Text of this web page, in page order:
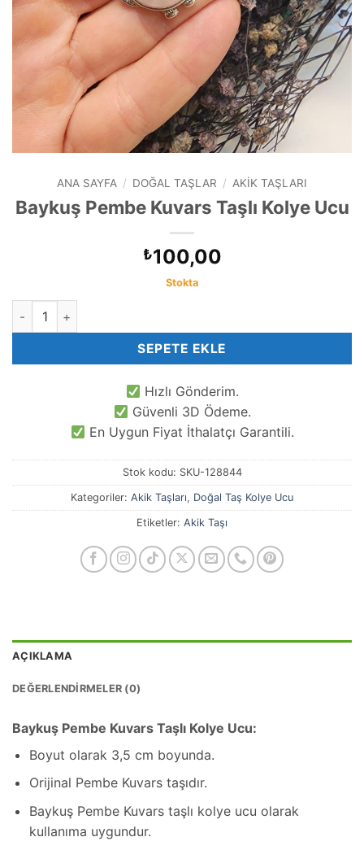
ANA SAYFA / DOĞAL TAŞLAR / AKIK TAŞLARI
Baykuş Pembe Kuvars Taşlı Kolye Ucu
₺100,00
Stokta
Baykuş Pembe Kuvars Taşlı Kolye Ucu adet
SEPETE EKLE
Hızlı Gönderim.
Güvenli 3D Ödeme.
En Uygun Fiyat İthalatçı Garantili.
Stok kodu: SKU-128844
Kategoriler: Akik Taşları, Doğal Taş Kolye Ucu
Etiketler: Akik Taşı
AÇIKLAMA
DEĞERLENDIRMELER (0)
Baykuş Pembe Kuvars Taşlı Kolye Ucu:
Boyut olarak 3,5 cm boyunda.
Orijinal Pembe Kuvars taşıdır.
Baykuş Pembe Kuvars taşlı kolye ucu olarak
kullanıma uygundur.